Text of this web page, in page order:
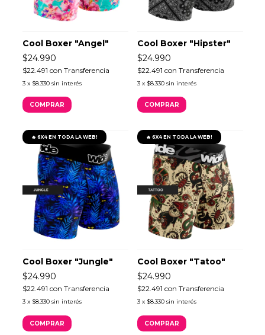
Cool Boxer "Angel"
$24.990
$22.491 con Transferencia
3 x $8.330 sin interés
COMPRAR
Cool Boxer "Hipster"
$24.990
$22.491 con Transferencia
3 x $8.330 sin interés
COMPRAR
🔥 6X4 EN TODA LA WEB!
Cool Boxer "Jungle"
$24.990
$22.491 con Transferencia
3 x $8.330 sin interés
COMPRAR
🔥 6X4 EN TODA LA WEB!
Cool Boxer "Tatoo"
$24.990
$22.491 con Transferencia
3 x $8.330 sin interés
COMPRAR